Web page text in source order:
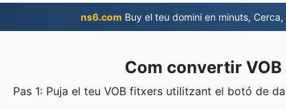
ns6.com Buy el teu domini en minuts,
Com convertir VOB
Pas 1: Puja el teu VOB fitxers utilitzant el botó de